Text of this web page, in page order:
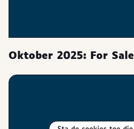
Oktober 2025: For Sale